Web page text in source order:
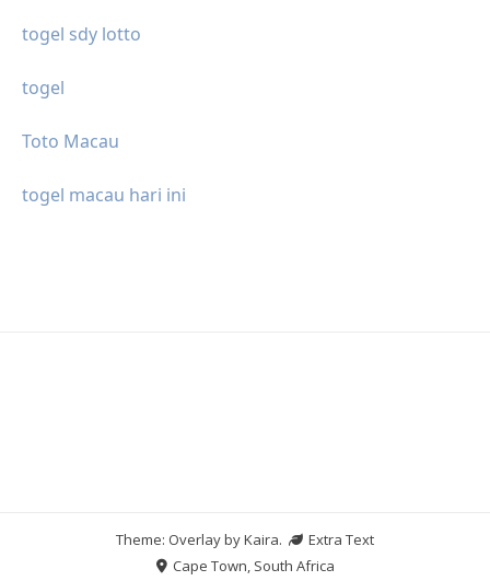
togel sdy lotto
togel
Toto Macau
togel macau hari ini
Theme: Overlay byKaira.
Extra Text
Cape Town, South Africa